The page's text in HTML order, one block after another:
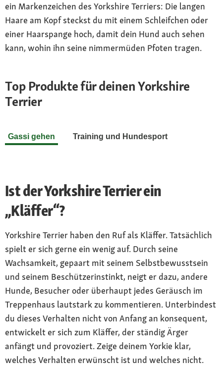
ein Markenzeichen des Yorkshire Terriers: Die langen
Haare am Kopf steckst du mit einem Schleifchen oder
einer Haarspange hoch, damit dein Hund auch sehen
kann, wohin ihn seine nimmermüden Pfoten tragen.
Top Produkte für deinen Yorkshire
Terrier
Gassi gehen Training und Hundesport
Ist der Yorkshire Terrier ein
„Kläffer“?
Yorkshire Terrier haben den Ruf als Kläffer. Tatsächlich
spielt er sich gerne ein wenig auf. Durch seine
Wachsamkeit, gepaart mit seinem Selbstbewusstsein
und seinem Beschützerinstinkt, neigt er dazu, andere
Hunde, Besucher oder überhaupt jedes Geräusch im
Treppenhaus lautstark zu kommentieren. Unterbindest
du dieses Verhalten nicht von Anfang an konsequent,
entwickelt er sich zum Kläffer, der ständig Ärger
anfängt und provoziert. Zeige deinem Yorkie klar,
welches Verhalten erwünscht ist und welches nicht.